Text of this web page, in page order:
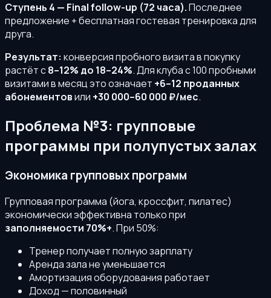
Ступень 4 — Final follow-up (72 часа).Последнее
предложение + бесплатная гостевая тренировка для
друга.
Результат: конверсия пробного визита в покупку
растёт с8–12% до 18–24%. Для клуба с 100 пробными
визитами в месяц это означает +6–12 проданных
абонементовили +30 000–60 000 ₽/мес.
Проблема №3: групповые
программы при полупустых залах
Экономика групповых программ
Групповая программа (йога, кроссфит, пилатес)
экономически эффективна только при
заполняемости 70%+. При 50%:
Тренер получает полную зарплату
Аренда зала не уменьшается
Амортизация оборудования работает
Доход — половинный